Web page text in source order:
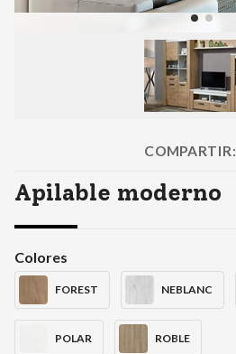
COMPARTIR:
Apilable moderno
Colores
FOREST NEBLANC
POLAR ROBLE